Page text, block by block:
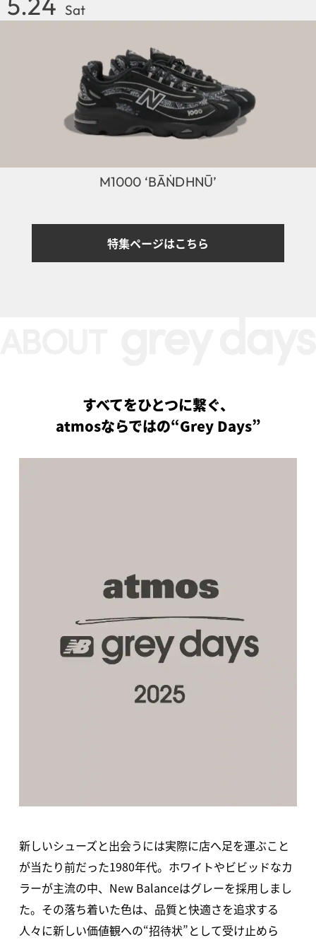
Sat
M1000 ‘BĀṄDHNŪ’
特集ページはこちら
すべてをひとつに繋ぐ、
atmosならではの“Grey Days”
新しいシューズと出会うには実際に店へ足を運ぶこと
が当たり前だった1980年代。ホワイトやビビッドなカ
ラーが主流の中、New Balanceはグレーを採用しまし
た。その落ち着いた色は、品質と快適さを追求する
人々に新しい価値観への“招待状”として受け止めら